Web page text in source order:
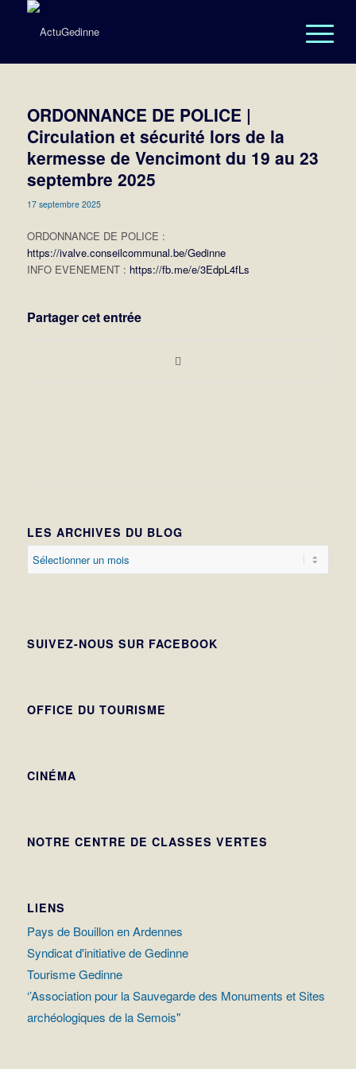
ORDONNANCE DE POLICE |
Circulation et sécurité lors de la
kermesse de Vencimont du 19 au 23
septembre 2025
17 septembre 2025
ORDONNANCE DE POLICE :
https://ivalve.conseilcommunal.be/Gedinne
INFO EVENEMENT : https://fb.me/e/3EdpL4fLs
Partager cet entrée
LES ARCHIVES DU BLOG
SUIVEZ-NOUS SUR FACEBOOK
OFFICE DU TOURISME
CINÉMA
NOTRE CENTRE DE CLASSES VERTES
LIENS
Pays de Bouillon en Ardennes
Syndicat d'initiative de Gedinne
Tourisme Gedinne
‘’Association pour la Sauvegarde des Monuments et Sites
archéologiques de la Semois"